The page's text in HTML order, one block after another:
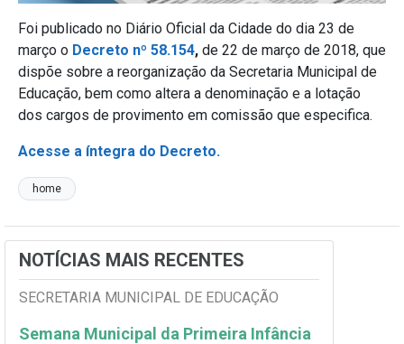
Foi publicado no Diário Oficial da Cidade do dia 23 de
março o Decreto nº 58.154, de 22 de março de 2018, que
dispõe sobre a reorganização da Secretaria Municipal de
Educação, bem como altera a denominação e a lotação
dos cargos de provimento em comissão que especifica.
Acesse a íntegra do Decreto.
home
NOTÍCIAS MAIS RECENTES
SECRETARIA MUNICIPAL DE EDUCAÇÃO
Semana Municipal da Primeira Infância